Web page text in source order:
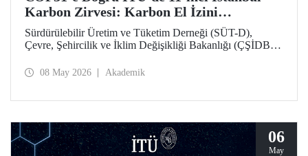
Karbon Zirvesi: Karbon El İzini
Yükseltenler Öne Çıktı
Sürdürülebilir Üretim ve Tüketim Derneği (SÜT-D),
Çevre, Şehircilik ve İklim Değişikliği Bakanlığı (ÇŞİDB)
11’inci İstanbul Karbon Zirvesi “karbon nötr” olarak
08 May 2026 Akademik
06
May